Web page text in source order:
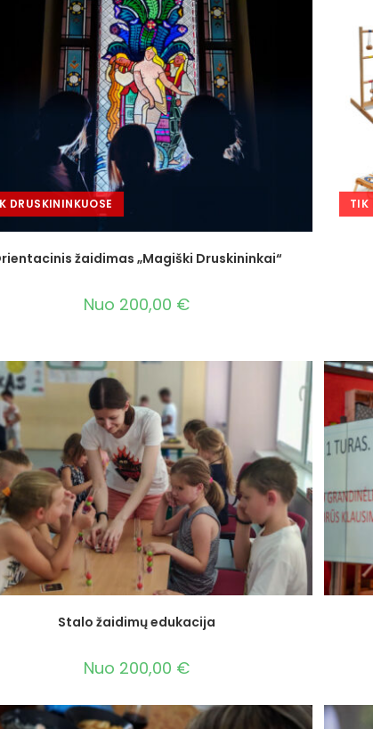
DRUSKININKUOSE
žaidimas „Magiški Druskininkai“
Nuo 200,00 €
TIK
Stalo žaidimų edukacija
Nuo 200,00 €